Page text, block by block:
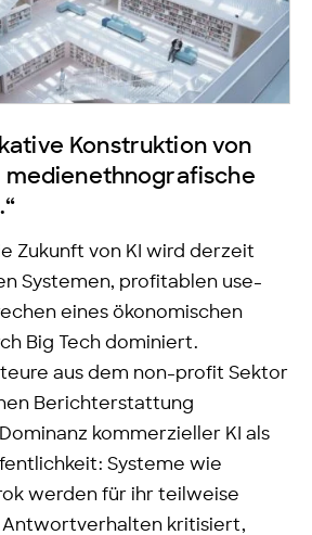
Konstruktion von
medienethnografische
Zukunft von KI wird derzeit
Systemen, profitablen use-
eines ökonomischen
Big Tech dominiert.
aus dem non-profit Sektor
Berichterstattung
kommerzieller KI als
Systeme wie
werden für ihr teilweise
kritisiert,